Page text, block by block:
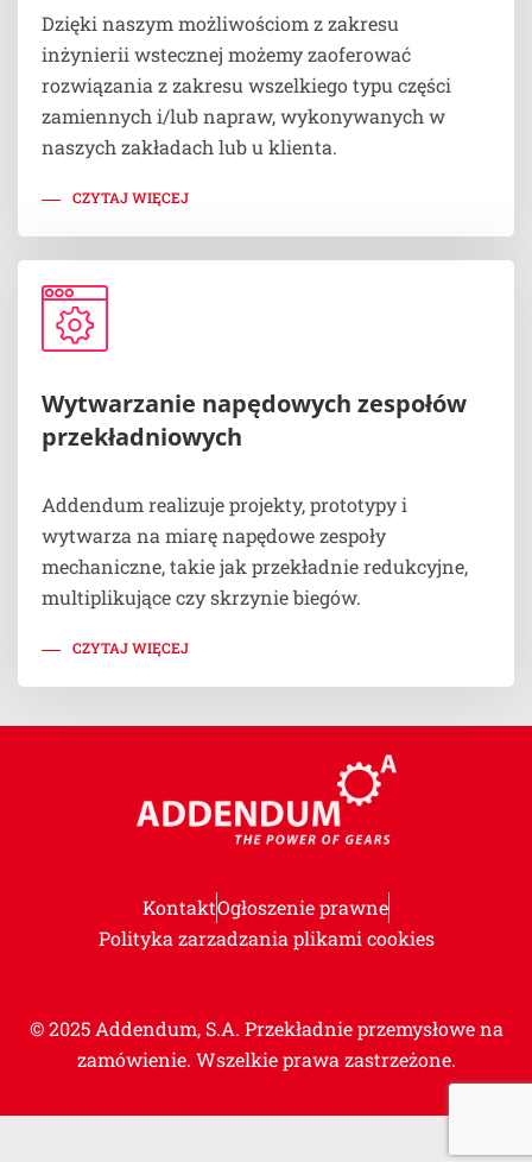
Dzięki naszym możliwościom z zakresu
inżynierii wstecznej możemy zaoferować
rozwiązania z zakresu wszelkiego typu części
zamiennych i/lub napraw, wykonywanych w
naszych zakładach lub u klienta.
CZYTAJ WIĘCEJ
Wytwarzanie napędowych zespołów
przekładniowych
Addendum realizuje projekty, prototypy i
wytwarza na miarę napędowe zespoły
mechaniczne, takie jak przekładnie redukcyjne,
multiplikujące czy skrzynie biegów.
CZYTAJ WIĘCEJ
KontaktOgłoszenie prawne
Polityka zarzadzania plikami cookies
© 2025 Addendum, S.A. Przekładnie przemysłowe na
zamówienie. Wszelkie prawa zastrzeżone.